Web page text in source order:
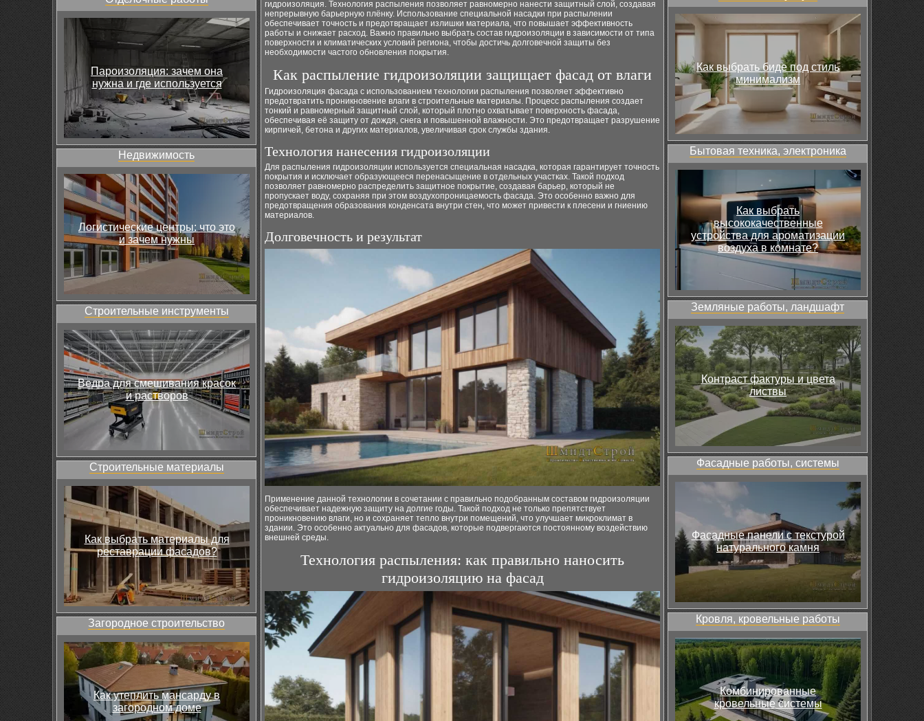
Пароизоляция: зачем она
нужна и где используется
Недвижимость
Логистические центры: что это
и зачем нужны
Строительные инструменты
Ведра для смешивания красок
и растворов
Строительные материалы
Как выбрать материалы для
реставрации фасадов?
Загородное строительство
Как утеплить мансарду в
загородном доме
гидроизоляция. Технология распыления позволяет равномерно нанести защитный слой, создавая
непрерывную барьерную плёнку. Использование специальной насадки при распылении
обеспечивает точность и предотвращает излишки материала, что повышает эффективность
работы и снижает расход. Важно правильно выбрать состав гидроизоляции в зависимости от типа
поверхности и климатических условий региона, чтобы достичь долговечной защиты без
необходимости частого обновления покрытия.
Как распыление гидроизоляции защищает фасад от влаги
Гидроизоляция фасада с использованием технологии распыления позволяет эффективно
предотвратить проникновение влаги в строительные материалы. Процесс распыления создает
тонкий и равномерный защитный слой, который плотно охватывает поверхность фасада,
обеспечивая её защиту от дождя, снега и повышенной влажности. Это предотвращает разрушение
кирпичей, бетона и других материалов, увеличивая срок службы здания.
Технология нанесения гидроизоляции
Для распыления гидроизоляции используется специальная насадка, которая гарантирует точность
покрытия и исключает образующееся перенасыщение в отдельных участках. Такой подход
позволяет равномерно распределить защитное покрытие, создавая барьер, который не
пропускает воду, сохраняя при этом воздухопроницаемость фасада. Это особенно важно для
предотвращения образования конденсата внутри стен, что может привести к плесени и гниению
материалов.
Долговечность и результат
Применение данной технологии в сочетании с правильно подобранным составом гидроизоляции
обеспечивает надежную защиту на долгие годы. Такой подход не только препятствует
проникновению влаги, но и сохраняет тепло внутри помещений, что улучшает микроклимат в
здании. Это особенно актуально для фасадов, которые подвергаются постоянному воздействию
внешней среды.
Технология распыления: как правильно наносить
гидроизоляцию на фасад
Как выбрать биде под стиль
минимализм
Бытовая техника, электроника
Как выбрать
высококачественные
устройства для ароматизации
воздуха в комнате?
Земляные работы, ландшафт
Контраст фактуры и цвета
листвы
Фасадные работы, системы
Фасадные панели с текстурой
натурального камня
Кровля, кровельные работы
Комбинированные
кровельные системы